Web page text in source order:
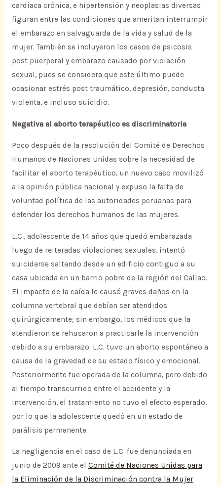
cardiaca crónica, e hipertensión y neoplasias diversas
figuran entre las condiciones que ameritan interrumpir
el embarazo en salvaguarda de la vida y salud de la
mujer. También se incluyeron los casos de psicosis
post puerperal y embarazo causado por violación
sexual, pues se considera que este último puede
ocasionar estrés post traumático, depresión, conducta
violenta, e incluso suicidio.
Negativa al aborto terapéutico es discriminatoria
Poco después de la resolución del Comité de Derechos
Humanos de Naciones Unidas sobre la necesidad de
facilitar el aborto terapéutico, un nuevo caso movilizó
a la opinión pública nacional y expuso la falta de
voluntad política de las autoridades peruanas para
defender los derechos humanos de las mujeres.
L.C., adolescente de 14 años que quedó embarazada
luego de reiteradas violaciones sexuales, intentó
suicidarse saltando desde un edificio contiguo a su
casa ubicada en un barrio pobre de la región del Callao.
El impacto de la caída le causó graves daños en la
columna vertebral que debían ser atendidos
quirúrgicamente; sin embargo, los médicos que la
atendieron se rehusaron a practicarle la intervención
debido a su embarazo. L.C. tuvo un aborto espontáneo a
causa de la gravedad de su estado físico y emocional.
Posteriormente fue operada de la columna, pero debido
al tiempo transcurrido entre el accidente y la
intervención, el tratamiento no tuvo el efecto esperado,
por lo que la adolescente quedó en un estado de
parálisis permanente.
La negligencia en el caso de L.C. fue denunciada en
junio de 2009 ante el Comité de Naciones Unidas para
la Eliminación de la Discriminación contra la Mujer